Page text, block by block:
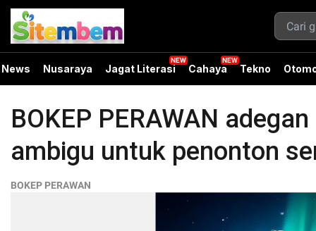
News Nusaraya Jagat Literasi Cahaya Tekno
BOKEP PERAWAN
ambigu untuk penonton
BOKEP PERAWAN